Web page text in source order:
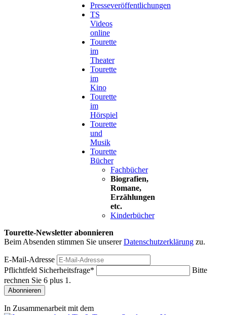
Presseveröffentlichungen
TS
Videos
online
Tourette
im
Theater
Tourette
im
Kino
Tourette
im
Hörspiel
Tourette
und
Musik
Tourette
Bücher
Fachbücher
Biografien,
Romane,
Erzählungen
etc.
Kinderbücher
Tourette-Newsletter abonnieren
Beim Absenden stimmen Sie unsererDatenschutzerklärung zu.
E-Mail-Adresse
Pflichtfeld Sicherheitsfrage*
Bitte
rechnen Sie 6 plus 1.
Abonnieren
In Zusammenarbeit mit dem